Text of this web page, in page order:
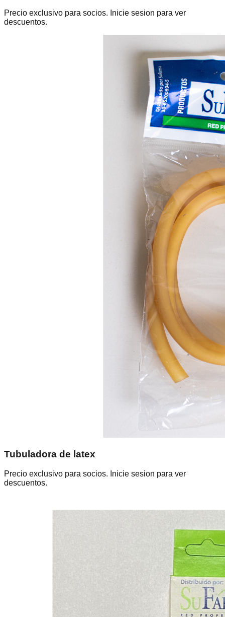
Precio exclusivo para socios. Inicie sesion para ver
descuentos.
Tubuladora de latex
Precio exclusivo para socios. Inicie sesion para ver
descuentos.